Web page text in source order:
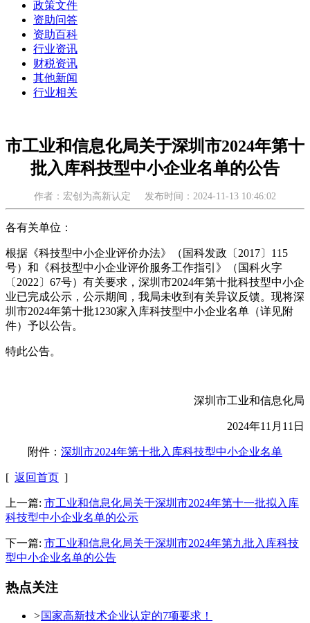
政策文件
资助问答
资助百科
行业资讯
财税资讯
其他新闻
行业相关
市工业和信息化局关于深圳市2024年第十
批入库科技型中小企业名单的公告
作者：宏创为高新认定 发布时间：2024-11-13 10:46:02
各有关单位：
根据《科技型中小企业评价办法》（国科发政〔2017〕115
号）和《科技型中小企业评价服务工作指引》（国科火字
〔2022〕67号）有关要求，深圳市2024年第十批科技型中小企
业已完成公示，公示期间，我局未收到有关异议反馈。现将深
圳市2024年第十批1230家入库科技型中小企业名单（详见附
件）予以公告。
特此公告。
深圳市工业和信息化局
2024年11月11日
附件： 深圳市2024年第十批入库科技型中小企业名单
[ 返回首页 ]
上一篇: 市工业和信息化局关于深圳市2024年第十一批拟入库
科技型中小企业名单的公示
下一篇: 市工业和信息化局关于深圳市2024年第九批入库科技
型中小企业名单的公告
热点关注
>国家高新技术企业认定的7项要求！